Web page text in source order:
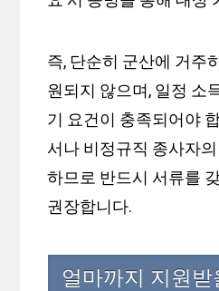
즉, 단순히 군산에 거주
원되지 않으며, 일정 소
기 요건이 충족되어야
서나 비정규직 종사자
하므로 반드시 서류를
권장합니다.
얼마까지 지원